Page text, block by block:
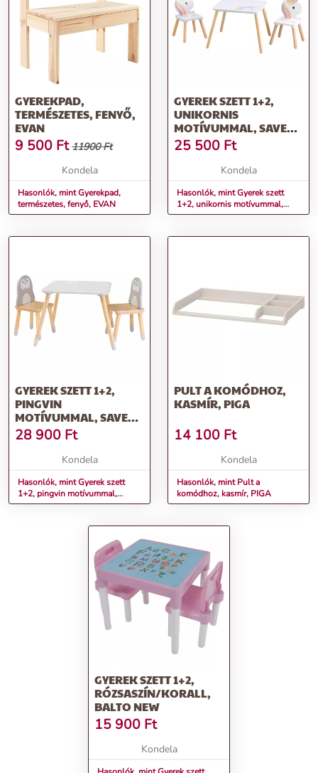
GYEREKPAD,
TERMÉSZETES, FENYŐ,
EVAN
9 500 Ft 11900 Ft
Kondela
Hasonlók, mint Gyerekpad,
természetes, fenyő, EVAN
GYEREK SZETT 1+2,
UNIKORNIS
MOTÍVUMMAL, SAVER
TYP 1
25 500 Ft
Kondela
Hasonlók, mint Gyerek szett
1+2, unikornis motívummal,
SAVER TYP 1
GYEREK SZETT 1+2,
PINGVIN
MOTÍVUMMAL, SAVER
TYP 2
28 900 Ft
Kondela
Hasonlók, mint Gyerek szett
1+2, pingvin motívummal,
SAVER TYP 2
PULT A KOMÓDHOZ,
KASMÍR, PIGA
14 100 Ft
Kondela
Hasonlók, mint Pult a
komódhoz, kasmír, PIGA
GYEREK SZETT 1+2,
RÓZSASZÍN/KORALL,
BALTO NEW
15 900 Ft
Kondela